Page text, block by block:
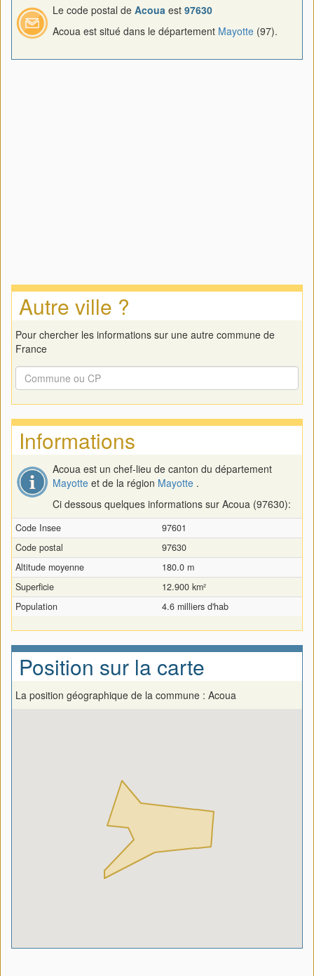
Le code postal de Acoua est 97630
Acoua est situé dans le département Mayotte (97).
Autre ville ?
Pour chercher les informations sur une autre commune de
France
Informations
Acoua est un chef-lieu de canton du département
Mayotte et de la région Mayotte .
Ci dessous quelques informations sur Acoua (97630):
Code Insee
97601
Code postal
97630
Altitude moyenne
180.0 m
Superficie
12.900 km²
Population
4.6 milliers d'hab
Position sur la carte
La position géographique de la commune : Acoua